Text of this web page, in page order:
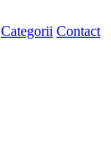
Categorii Contact